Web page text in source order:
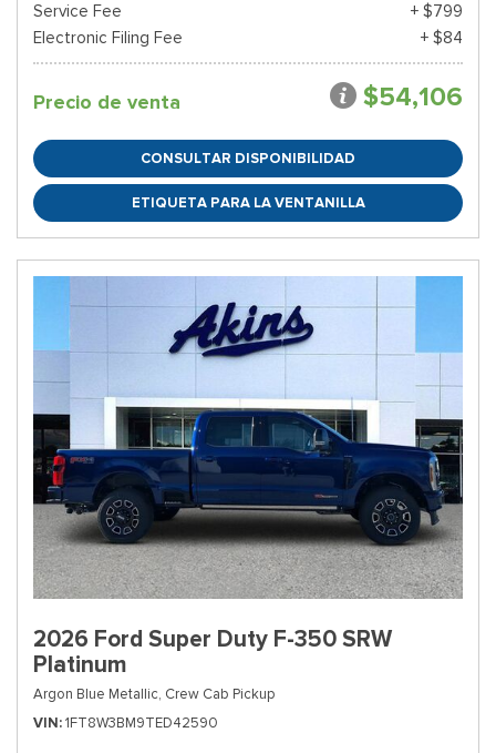
Service Fee
+ $799
Electronic Filing Fee
+ $84
Precio de venta $54,106
CONSULTAR DISPONIBILIDAD
ETIQUETA PARA LA VENTANILLA
2026 Ford Super Duty F-350 SRW
Platinum
Argon Blue Metallic, Crew Cab Pickup
VIN 1FT8W3BM9TED42590